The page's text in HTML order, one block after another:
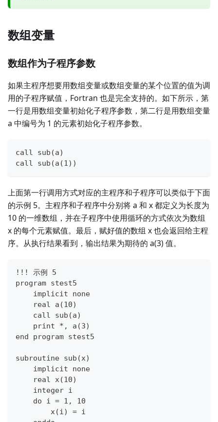
数组变量
数组作为子程序参数
如果主程序想要用数组变量或数组变量的某个位置的值为调
用的子程序赋值，Fortran 也是完全支持的。如下所示，第
一行是用数组变量初始化子程序参数，第二行是用数组变量
a 中编号为 1 的元素初始化子程序参数。
call sub(a)
call sub(a(1))
上面第一行调用方式对应的主程序和子程序可以类似于下面
的示例 5。主程序和子程序中分别将 a 和 x 都定义为长度为
10 的一维数组，并在子程序中使用循环的方式依次为数组
x 的每个元素赋值。最后，赋好值的数组 x 也会返回给主程
序。从执行结果看到，输出结果为期待的 a(3) 值。
!!! 示例 5
program stest5
    implicit none
    real a(10)
    call sub(a)
    print *, a(3)
end program stest5
subroutine sub(x)
    implicit none
    real x(10)
    integer i
    do i = 1, 10
        x(i) = i